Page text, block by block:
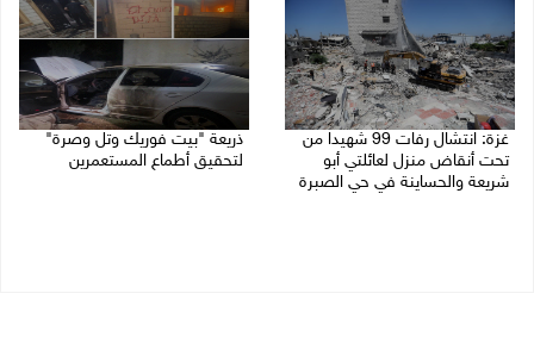
غزة: انتشال رفات 99 شهيدا من
تحت أنقاض منزل لعائلتي أبو
شريعة والحساينة في حي الصبرة
ذريعة "بيت فوريك وتل وصرة"
لتحقيق أطماع المستعمرين